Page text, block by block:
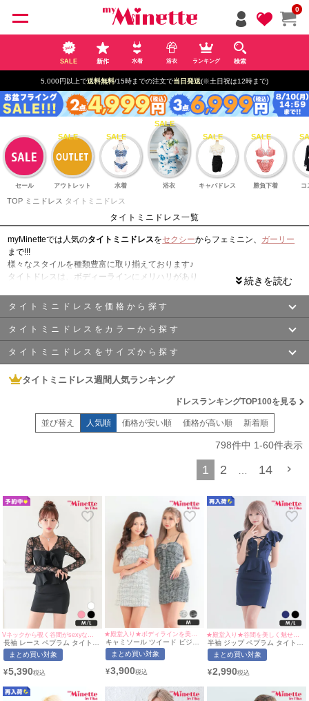
0
SALE 新作 水着 浴衣 ランキング 検索
5,000円以上で送料無料/15時までの注文で当日発送(※土日祝は12時まで)
セール アウトレット 水着 浴衣 キャバドレス 勝負下着 コ
TOP ミニドレス タイトミニドレス
タイトミニドレス一覧
myMinetteでは人気のタイトミニドレスをセクシーからフェミニン、 ガーリー
まで!!!
様々なスタイルを種類豊富に取り揃えております♪
タイトドレスは、ボディーラインにメリハリがあり
キャバドレス
といえばタイトドレスを思い浮かべる方も多い王道ドレス!
身体のラインがでるセクシーさで男性人気も高く、 １枚は持っておきたい重宝
するアイテムです♪
ミニドレスと言っても袖の形やドレスの形状によって様々な種類があります。
フロントジップデザインになっているドレスや
の袖があるドレス
オフショルダーになっていて肌魅せができる商品やペプラムが付いているドレ
スなど
キャバ嬢定番のタイトミニドレスで、たくさんの指名をいただける
一流キャバ嬢さんへと成長していきましょう!
タイトミニドレスを価格から探す
タイトミニドレスをカラーから探す
ベージュ
グレー イエロー
ブルー
レッド ピンク
パープル
タイトミニドレスをサイズから探す
XSサイズ
Mサイズ Lサイズ
XXXXXLサイズ
タイトミニドレス週間人気ランキング
ドレスランキングTOP100を見る
並び替え 人気順 価格が安い順 価格が高い順 新着順
798件中 1-60件表示
1 2 14
長袖 レース ペプラム タイト
ミニドレス (あいみん着用/M~L
サイズ対応) | myMinette/マイ
まとめ買い対象
¥5,390
★殿堂入り★ボディラインを美しく魅せる万能ドレス♡
キャミソール ツイード ビジュ
ー Luvique (あおぽん・れいた
ぴ着用/Mサイズ対応) |
まとめ買い対象
¥3,900
★殿堂入り★谷間を美しく魅せるクロスデザイン♡
半袖 ジップ ペプラム タイト
ミニドレス (ひなたまる着
用/M~Lサイズ対応) myMinette/
まとめ買い対象
¥2,990
ペー
ジト
ップ